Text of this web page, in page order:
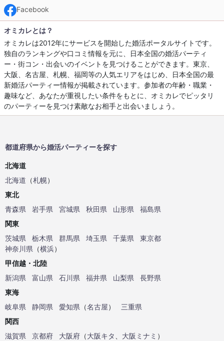
Facebook
オミカレとは？
オミカレは2012年にサービスを開始した婚活ポータルサイトです。
独自のランキングや口コミ情報を元に、日本全国の婚活パーティ
ー・街コン・出会いのイベントを見つけることができます。東京、
大阪、名古屋、札幌、福岡等の人気エリアをはじめ、日本全国の最
新婚活パーティー情報が掲載されています。参加者の年齢・職業・
趣味など、あなたが重視したい条件をもとに、オミカレでピッタリ
のパーティーを見つけ素敵なお相手と出会いましょう。
都道府県から婚活パーティーを探す
北海道
北海道 （札幌）
東北
青森県
岩手県 宮城県 秋田県 山形県
福島県
関東
茨城県
栃木県 群馬県 埼玉県 千葉県
東京都
神奈川県 （横浜）
甲信越・北陸
新潟県
富山県 石川県 福井県 山梨県
長野県
東海
岐阜県
静岡県 愛知県 （名古屋）
三重県
関西
滋賀県
京都府 大阪府 （大阪キタ 大阪ミナミ ）